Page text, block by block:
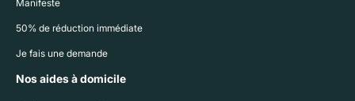
Manifeste
50% de réduction immédiate
Je fais une demande
Nos aides à domicile